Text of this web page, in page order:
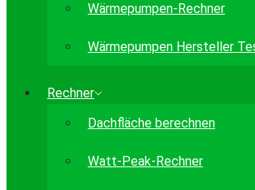
Wärmepumpen-Rechner
Wärmepumpen Hersteller
Rechner
Dachfläche berechnen
Watt-Peak-Rechner